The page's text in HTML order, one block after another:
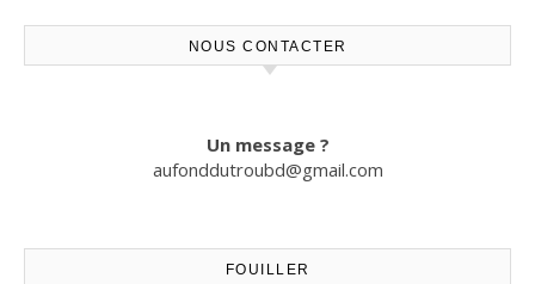
NOUS CONTACTER
Un message ?
aufonddutroubd@gmail.com
FOUILLER